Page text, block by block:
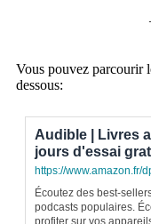
Vous pouvez parcourir
dessous:
Audible | Livres
jours d'essai
https://www.amazon.fr/
Écoutez des best-
podcasts populaires.
profiter sur vos